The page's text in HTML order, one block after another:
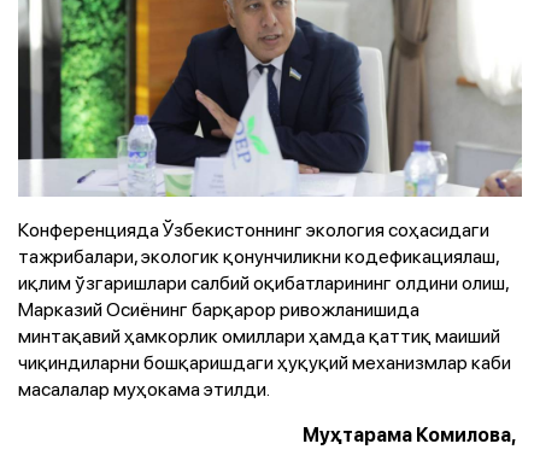
Конференцияда Ўзбекистоннинг экология соҳасидаги
тажрибалари, экологик қонунчиликни кодефикациялаш,
иқлим ўзгаришлари салбий оқибатларининг олдини олиш,
Марказий Осиёнинг барқарор ривожланишида
минтақавий ҳамкорлик омиллари ҳамда қаттиқ маиший
чиқиндиларни бошқаришдаги ҳуқуқий механизмлар каби
масалалар муҳокама этилди.
Муҳтарама Комилова,